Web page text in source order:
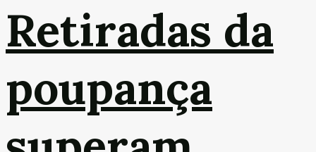
Retiradas da
poupança